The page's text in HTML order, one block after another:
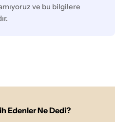
ve bu bilgilere
Edenler Ne Dedi?